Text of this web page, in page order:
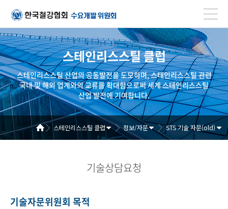
스테인리스스틸 클럽
스테인리스스틸 산업의 공동발전을 도모하며, 스테인리스스틸 관련
국내 및 해외 업계와의 교류를 확대함으로써 세계 스테인리스스틸
산업 발전에 기여합니다.
스테인리스스틸 클럽 정보/자문 STS 기술 자문(old)
기술상담요청
기술자문위원회 목적